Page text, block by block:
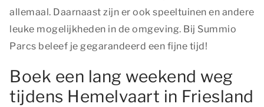
allemaal. Daarnaast zijn er ook speeltuinen en andere
leuke mogelijkheden in de omgeving. Bij Summio
Parcs beleef je gegarandeerd een fijne tijd!
Boek een lang weekend weg
tijdens Hemelvaart in Friesland